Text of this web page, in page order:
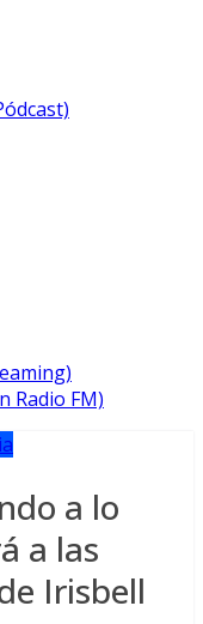
Radio FM)
a lo
a las
Irisbell